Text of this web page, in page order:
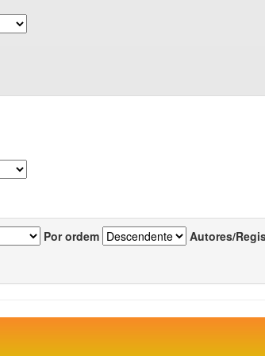
Por ordem Autores/